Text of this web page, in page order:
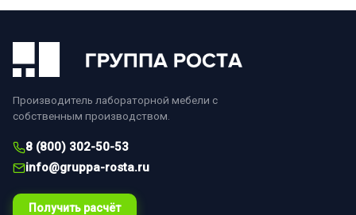
Производитель лабораторной мебели с
собственным производством.
8 (800) 302-50-53
info@gruppa-rosta.ru
Получить расчёт